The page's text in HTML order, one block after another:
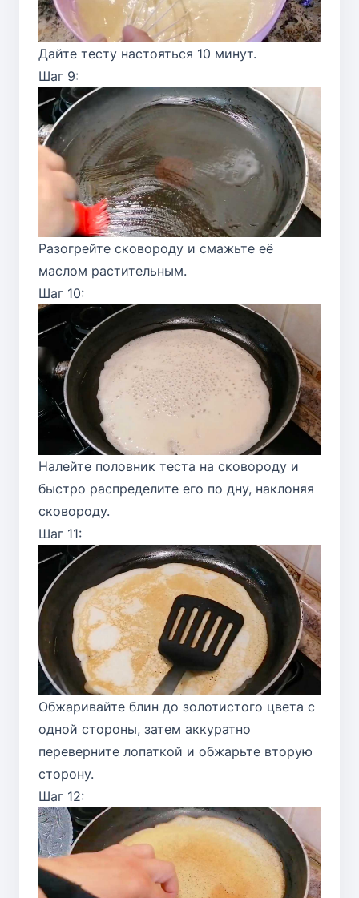
Дайте тесту настояться 10 минут.
Шаг 9:
Разогрейте сковороду и смажьте её
маслом растительным.
Шаг 10:
Налейте половник теста на сковороду и
быстро распределите его по дну, наклоняя
сковороду.
Шаг 11:
Обжаривайте блин до золотистого цвета с
одной стороны, затем аккуратно
переверните лопаткой и обжарьте вторую
сторону.
Шаг 12: